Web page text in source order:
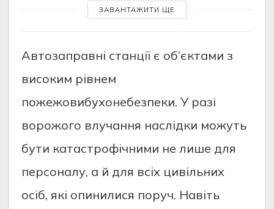
ЗАВАНТАЖИТИ ЩЕ
Автозаправні станції є об’єктами з
високим рівнем
пожежовибухонебезпеки. У разі
ворожого влучання наслідки можуть
бути катастрофічними не лише для
персоналу, а й для всіх цивільних
осіб, які опинилися поруч. Навіть